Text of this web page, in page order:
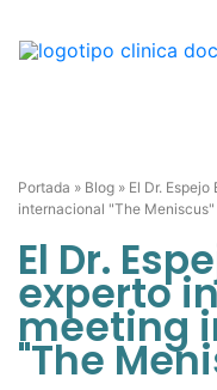
Portada » Blog » El Dr.
internacional "The Meniscus"
El Dr.
experto
meeting
"The